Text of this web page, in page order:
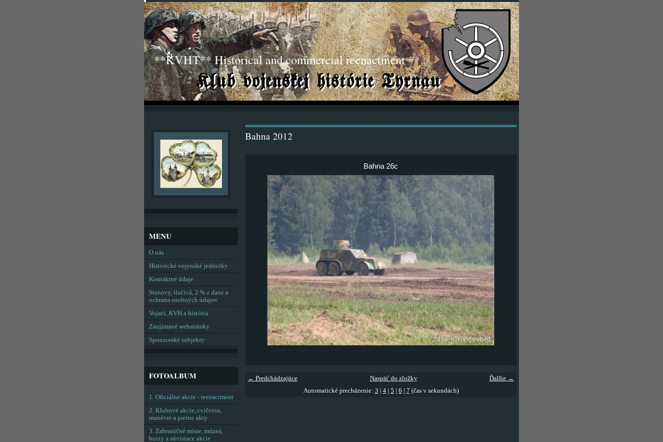
**KVHT** Historical and commercial reenactment **
Bahna 2012
Bahna 26c
← Predchádzajúce Ďalšie →
Naspäť do zložky
Automatické precházenie: 3 4| 5 6 7 (čas v sekundách)
MENU
O nás
Historické vojenské jednotky
Kontaktné údaje
Stanovy, tlačivá, 2 % z dane a
ochrana osobných údajov
Vojaci, KVH a história
Zaujímavé webstránky
Sponzorské subjekty
FOTOALBUM
1. Oficiálne akcie - reenactment
2. Klubové akcie, cvičenia,
manévre a pietne akty
3. Zahraničné misie, múzeá,
burzy a súvisiace akcie